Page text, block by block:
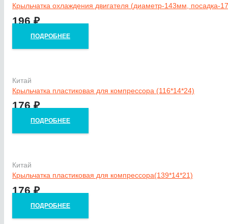
Крыльчатка охлаждения двигателя (диаметр-143мм, посадка-
196₽
ПОДРОБНЕЕ
Китай
Крыльчатка пластиковая для компрессора (116*14*24)
176₽
ПОДРОБНЕЕ
Китай
Крыльчатка пластиковая для компрессора(139*14*21)
176₽
ПОДРОБНЕЕ